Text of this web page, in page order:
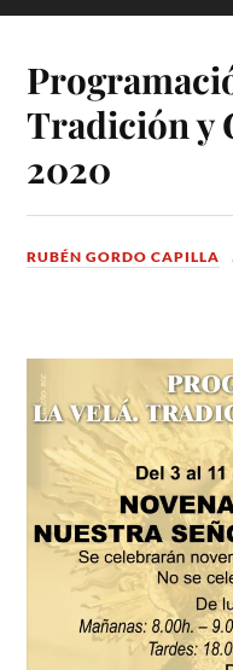
Tradición y
2020
RUBÉN GORDO CAPILLA